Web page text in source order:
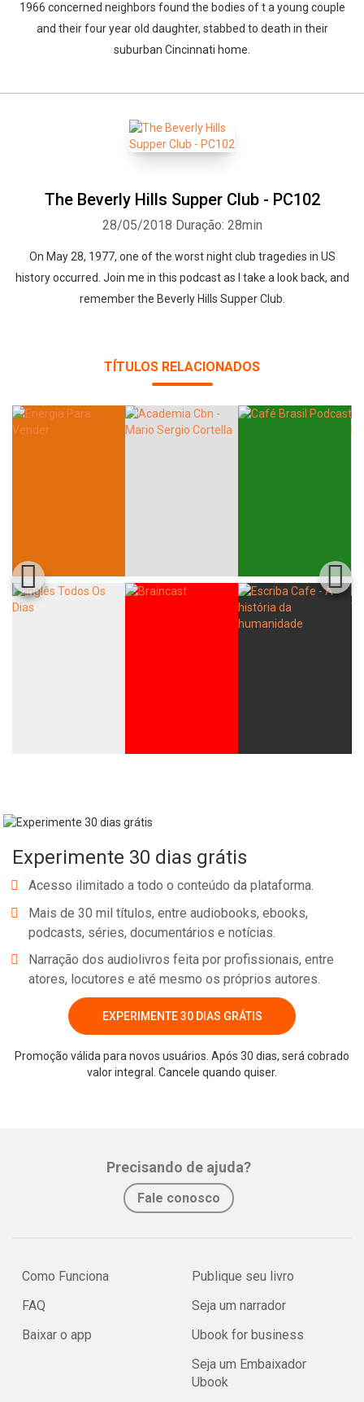
1966 concerned neighbors found the bodies of t a young couple
and their four year old daughter, stabbed to death in their
suburban Cincinnati home.
The Beverly Hills Supper Club - PC102
28/05/2018 Duração: 28min
On May 28, 1977, one of the worst night club tragedies in US
history occurred. Join me in this podcast as I take a look back, and
remember the Beverly Hills Supper Club.
TÍTULOS RELACIONADOS
Experimente 30 dias grátis
Acesso ilimitado a todo o conteúdo da plataforma.
Mais de 30 mil títulos, entre audiobooks, ebooks,
podcasts, séries, documentários e notícias.
Narração dos audiolivros feita por profissionais, entre
atores, locutores e até mesmo os próprios autores.
EXPERIMENTE 30 DIAS GRÁTIS
Promoção válida para novos usuários. Após 30 dias, será cobrado
valor integral. Cancele quando quiser.
Precisando de ajuda?
Fale conosco
Como Funciona
FAQ
Baixar o app
Publique seu livro
Seja um narrador
Ubook for business
Seja um Embaixador
Ubook
Twitter